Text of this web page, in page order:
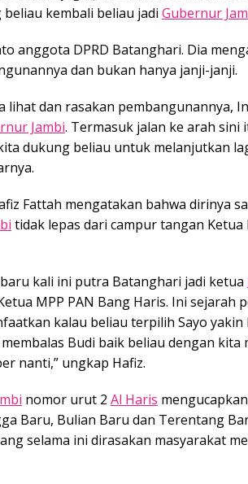
kembali beliau jadi Gubernur
anggota DPRD Batanghari. Dia
dan bukan hanya janji-janji.
lihat dan rasakan pembangunannya,
Jambi. Termasuk jalan ke arah sini
dukung beliau untuk melanjutkan
Fattah mengatakan bahwa dirinya
tidak lepas dari campur tangan Ketua
kali ini putra Batanghari jadi ketua
MPP PAN Bang Haris. Ini sejarah
kalau beliau terpilih Sayo
Budi baik beliau dengan kita
nanti,” ungkap Hafiz.
nomor urut 2 Al Haris
Baru, Bulian Baru dan Terentang
selama ini dirasakan masyarakat